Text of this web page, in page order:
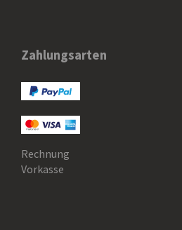
Zahlungsarten
Rechnung
Vorkasse